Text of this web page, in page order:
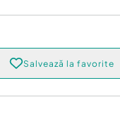
Salvează la favorite